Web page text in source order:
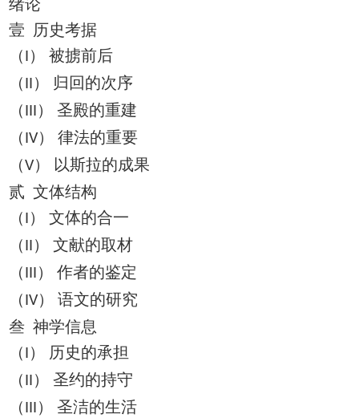
绪论
壹 历史考据
（ I ） 被掳前后
（ II ） 归回的次序
（ III ） 圣殿的重建
（ IV） 律法的重要
（V） 以斯拉的成果
贰 文体结构
（ I ） 文体的合一
（ II ） 文献的取材
（ III ） 作者的鉴定
（ IV） 语文的研究
叁 神学信息
（ I ） 历史的承担
（ II ） 圣约的持守
（ III ） 圣洁的生活